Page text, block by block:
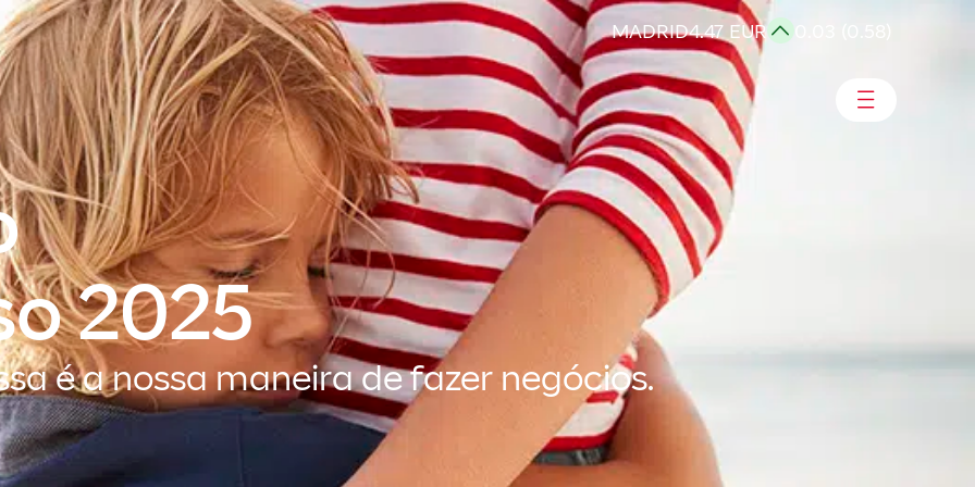
MADRID4.47 EUR
2025
é a nossa maneira de fazer negócios.